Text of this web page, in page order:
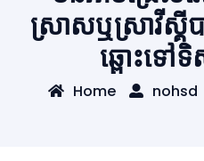
ស្រាសឬស្រាវីស្គីប
ឆ្ពោះទៅ
Home nohsd